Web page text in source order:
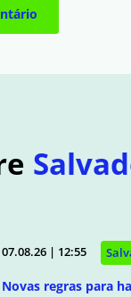
07.08.26 | 12:55
Novas regras para